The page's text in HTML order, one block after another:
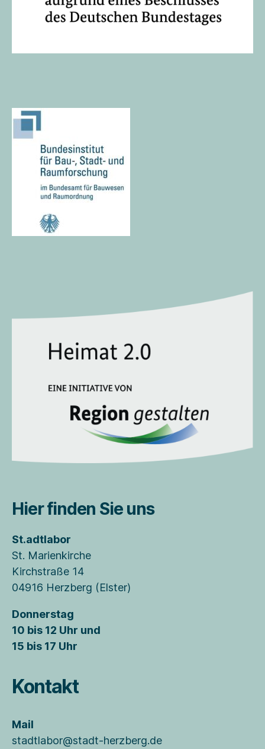
Hier finden Sie uns
St.adtlabor
St. Marienkirche
Kirchstraße 14
04916 Herzberg (Elster)
Donnerstag
10 bis 12 Uhr und
15 bis 17 Uhr
Kontakt
Mail
stadtlabor@stadt-herzberg.de